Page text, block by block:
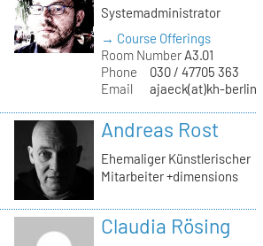
Systemadministrator
→ Course Offerings
Room NumberA3.01
Phone
030 / 47705 363
Email
ajaeck(at)kh-
Andreas Rost
Ehemaliger Künstlerischer
Mitarbeiter +dimensions
Claudia Rösing